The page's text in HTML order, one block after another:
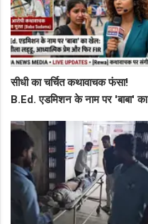
सीधी का चर्चित कथावाचक फंसा!
B.Ed. एडमिशन के नाम पर 'बाबा' का
और फिर FIR